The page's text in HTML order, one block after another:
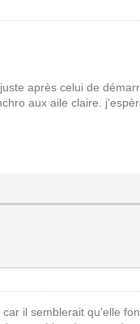
après celui de
aux aile claire.
il semblerait qu'elle